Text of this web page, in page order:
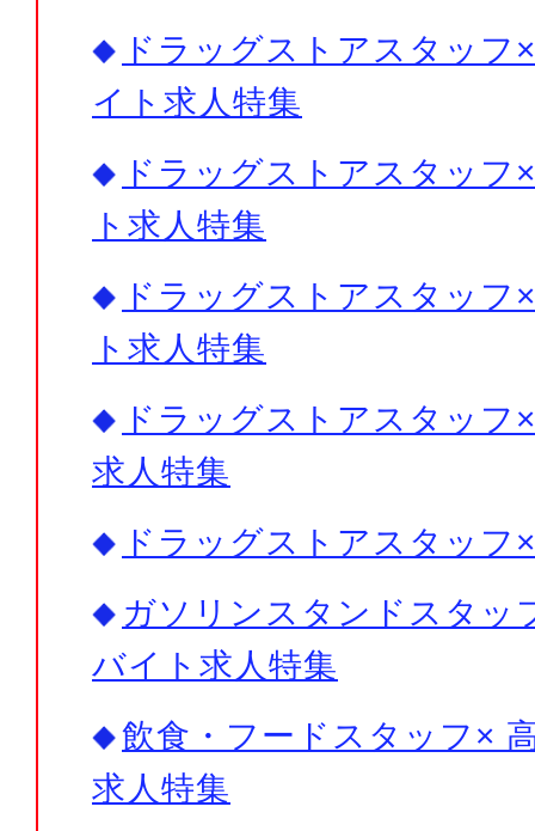
ドラッグストアスタッフ
イト求人特集
ドラッグストアスタッフ
ト求人特集
ドラッグストアスタッフ
ト求人特集
ドラッグストアスタッフ
求人特集
ドラッグストアスタッフ
ガソリンスタンドスタッ
バイト求人特集
飲食・フードスタッフ×
求人特集